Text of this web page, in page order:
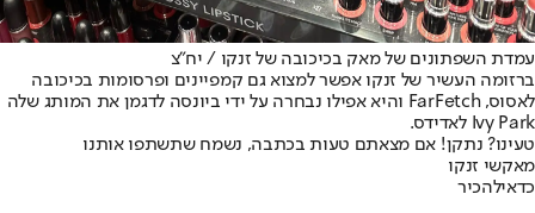
עמדת השפתונים של מאק בכיכובה של זנקו / יח"צ
ברזומה העשיר של זנקו אפשר למצוא גם קמפיינים ופרסומות בכיכובה
לאסוס, FarFetch והיא אפילו נבחרה על ידי ביונסה לדגמן את המותג שלה
Ivy Park לאדידס.
טעינו? נתקן! אם מצאתם טעות בכתבה, נשמח שתשתפו אותנו
מאקשי זנקו
כדאילהכיר